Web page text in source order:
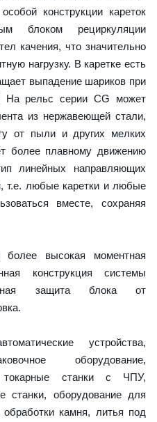
конструкции кареток
блоком рециркуляции
качения, что значительно
нагрузку. В каретке есть
выпадение шариков при
На рельс серии CG может
из нержавеющей стали,
от пыли и других мелких
более плавному движению
линейных направляющих
т.е. любые каретки и любые
вместе, сохраняя
более высокая моментная
конструкция системы
защита блока от
устройства,
оборудование,
токарные станки с ЧПУ,
оборудование для
камня, литья под